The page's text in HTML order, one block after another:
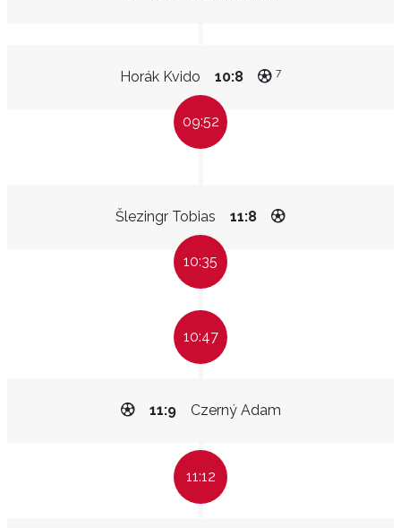
Horák Kvido 10:8 7
09:52
Šlezingr Tobias 11:8
10:35
10:47
Czerný Adam
11:9
11:12